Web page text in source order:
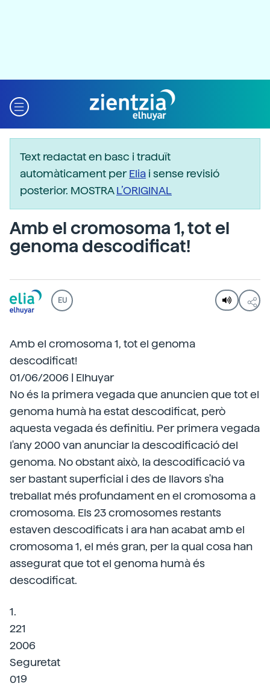
Text redactat en basc i traduït
automàticament perElia i sense revisió
posterior. MOSTRAL’ORIGINAL
Amb el cromosoma 1, tot el
genoma descodificat!
EU
Amb el cromosoma 1, tot el genoma
descodificat!
01/06/2006 | Elhuyar
No és la primera vegada que anuncien que tot el
genoma humà ha estat descodificat, però
aquesta vegada és definitiu. Per primera vegada
l'any 2000 van anunciar la descodificació del
genoma. No obstant això, la descodificació va
ser bastant superficial i des de llavors s'ha
treballat més profundament en el cromosoma a
cromosoma. Els 23 cromosomes restants
estaven descodificats i ara han acabat amb el
cromosoma 1, el més gran, per la qual cosa han
assegurat que tot el genoma humà és
descodificat.
1.
221
2006
Seguretat
019